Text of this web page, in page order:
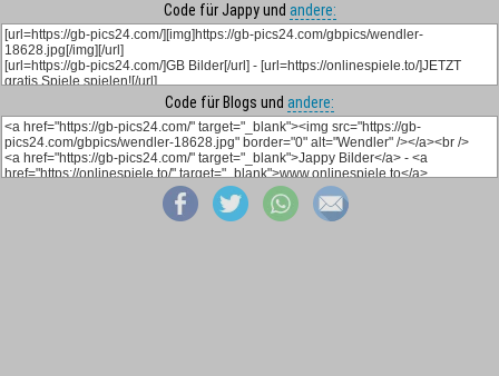
Code für Jappy und andere:
Code für Blogs und andere: